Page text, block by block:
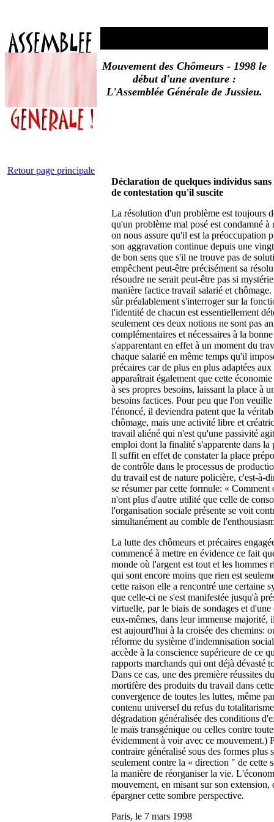
Mouvement des Chômeurs - 1998 le
début d'une aventure :
L'Assemblée Générale de Jussieu.
Retour page principale
Déclaration de quelques individus
de contestation qu'il suscite
La résolution d'un problème est toujours
qu'un problème mal posé est condamné
on nous assure qu'il est la préoccupation
son aggravation continue depuis une
de bon sens que s'il ne trouve pas de
empêchent peut-être précisément sa
résoudre ne serait peut-être pas si
manière factice travail salarié et
sûr préalablement s'interroger sur la
l'identité de chacun est essentiellement
seulement ces deux notions ne sont pas
complémentaires et nécessaires à la
s'apparentant en effet à un moment du
chaque salarié en même temps qu'il
précaires car de plus en plus adaptées
apparaîtrait également que cette
à ses propres besoins, laissant la place à
besoins factices. Pour peu que l'on
l'énoncé, il deviendra patent que la
chômage, mais une activité libre et
travail aliéné qui n'est qu'une passivité
emploi dont la finalité s'apparente dans
Il suffit en effet de constater la place
de contrôle dans le processus de
du travail est de nature policière, c'est-à-
se résumer par cette formule: «
n'ont plus d'autre utilité que celle de
l'organisation sociale présente se voit
simultanément au comble de
La lutte des chômeurs et précaires
commencé à mettre en évidence ce fait
monde où l'argent est tout et les hommes
qui sont encore moins que rien est
cette raison elle a rencontré une certaine
que celle-ci ne s'est manifestée jusqu'à
virtuelle, par le biais de sondages et
eux-mêmes, dans leur immense majorité,
est aujourd'hui à la croisée des chemins:
réforme du système d'indemnisation
accède à la conscience supérieure de ce
rapports marchands qui ont déjà dévasté
Dans ce cas, une des première réussites
mortifère des produits du travail dans
convergence de toutes les luttes, même
contenu universel du refus du
dégradation généralisée des conditions
le maïs transgénique ou celles contre
évidemment à voir avec ce mouvement.)
contraire généralisé sous des formes
seulement contre la « direction " de cette
la manière de réorganiser la vie.
mouvement, en misant sur son
épargner cette sombre perspective.
Paris, le 7 mars 1998